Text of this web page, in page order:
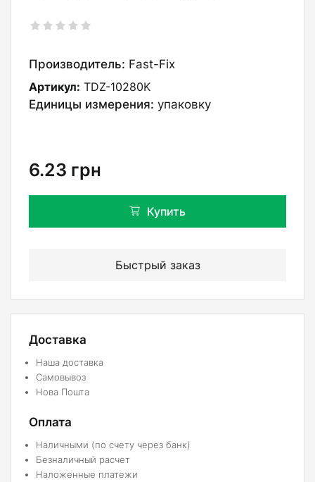
Производитель: Fast-Fix
Артикул: TDZ-10280K
Единицы измерения: упаковку
6.23 грн
Купить
Быстрый заказ
Доставка
Наша доставка
Самовывоз
Нова Пошта
Оплата
Наличными (по счету через банк)
Безналичный расчет
Наложенные платежи